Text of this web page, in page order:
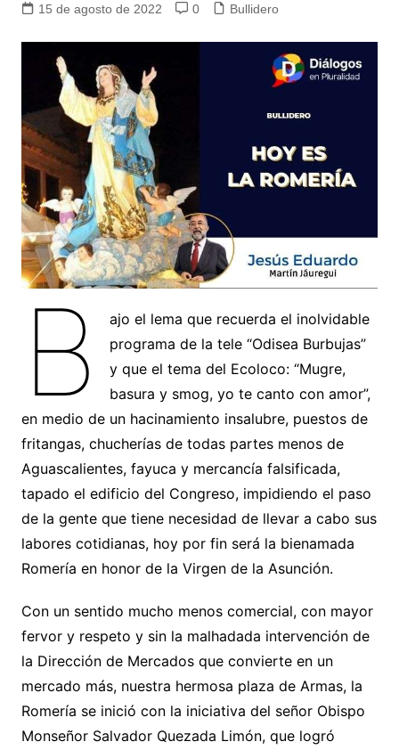
15 de agosto de 2022
0 Bullidero
B
ajo el lema que recuerda el inolvidable
programa de la tele “Odisea Burbujas”
y que el tema del Ecoloco: “Mugre,
basura y smog, yo te canto con amor”,
en medio de un hacinamiento insalubre, puestos de
fritangas, chucherías de todas partes menos de
Aguascalientes, fayuca y mercancía falsificada,
tapado el edificio del Congreso, impidiendo el paso
de la gente que tiene necesidad de llevar a cabo sus
labores cotidianas, hoy por fin será la bienamada
Romería en honor de la Virgen de la Asunción.
Con un sentido mucho menos comercial, con mayor
fervor y respeto y sin la malhadada intervención de
la Dirección de Mercados que convierte en un
mercado más, nuestra hermosa plaza de Armas, la
Romería se inició con la iniciativa del señor Obispo
Monseñor Salvador Quezada Limón, que logró